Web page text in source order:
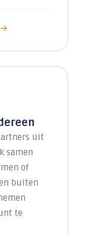
uit
samen
of
buiten
te